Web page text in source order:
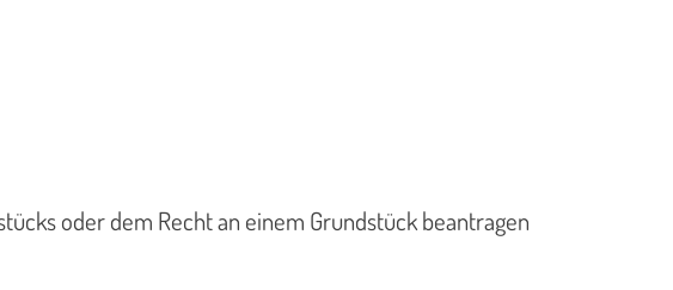
oder dem Recht an einem Grundstück beantragen